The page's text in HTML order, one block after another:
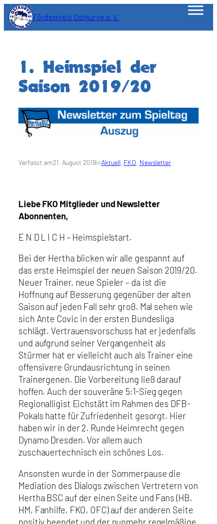
Zum
Inhalt
springen
Förderkreis Ostkurve e.V.
1. Heimspiel der
Saison 2019/20
Verfasst am21. August 2019inAktuell, FKO, Newsletter
Liebe FKO Mitglieder und Newsletter
Abonnenten,
E N D L I C H – Heimspielstart.
Bei der Hertha blicken wir alle gespannt auf
das erste Heimspiel der neuen Saison 2019/20.
Neuer Trainer, neue Spieler – da ist die
Hoffnung auf Besserung gegenüber der alten
Saison auf jeden Fall sehr groß. Mal sehen wie
sich Ante Covic in der ersten Bundesliga
schlägt. Vertrauensvorschuss hat er jedenfalls
und aufgrund seiner Vergangenheit als
Stürmer hat er vielleicht auch als Trainer eine
offensivere Grundausrichtung in seinen
Trainergenen. Die Vorbereitung ließ darauf
hoffen. Auch der souveräne 5:1-Sieg gegen
Regionalligist Eichstätt im Rahmen des DFB-
Pokals hatte für Zufriedenheit gesorgt. Hier
haben wir in der 2. Runde Heimrecht gegen
Dynamo Dresden. Vor allem auch
zuschauertechnisch ein schönes Los.
Ansonsten wurde in der Sommerpause die
Mediation des Dialogs zwischen Vertretern von
Hertha BSC auf der einen Seite und Fans (HB,
HM, Fanhilfe, FKO, OFC) auf der anderen Seite